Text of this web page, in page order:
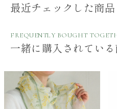
最近チェックした商品
FREQUENTLY BOUGHT
一緒に購入されてい